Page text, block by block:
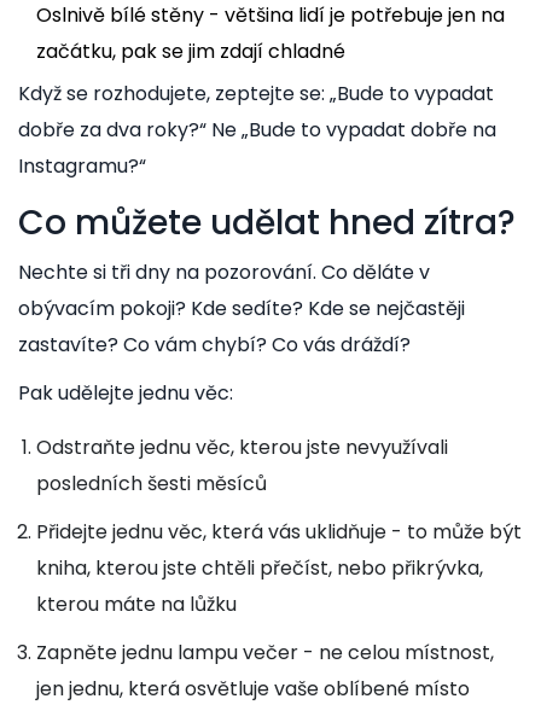
Oslnivě bílé stěny - většina lidí je potřebuje jen na
začátku, pak se jim zdají chladné
Když se rozhodujete, zeptejte se: „Bude to vypadat
dobře za dva roky?“ Ne „Bude to vypadat dobře na
Instagramu?“
Co můžete udělat hned zítra?
Nechte si tři dny na pozorování. Co děláte v
obývacím pokoji? Kde sedíte? Kde se nejčastěji
zastavíte? Co vám chybí? Co vás dráždí?
Pak udělejte jednu věc:
Odstraňte jednu věc, kterou jste nevyužívali
posledních šesti měsíců
Přidejte jednu věc, která vás uklidňuje - to může být
kniha, kterou jste chtěli přečíst, nebo přikrývka,
kterou máte na lůžku
Zapněte jednu lampu večer - ne celou místnost,
jen jednu, která osvětluje vaše oblíbené místo